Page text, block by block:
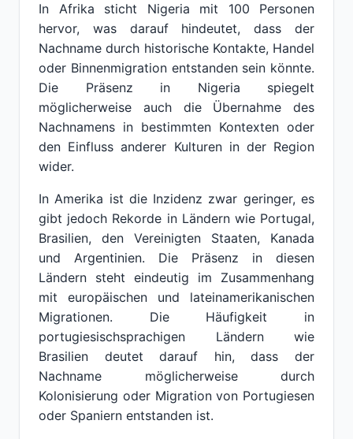
In Afrika sticht Nigeria mit 100 Personen
hervor, was darauf hindeutet, dass der
Nachname durch historische Kontakte, Handel
oder Binnenmigration entstanden sein könnte.
Die Präsenz in Nigeria spiegelt
möglicherweise auch die Übernahme des
Nachnamens in bestimmten Kontexten oder
den Einfluss anderer Kulturen in der Region
wider.
In Amerika ist die Inzidenz zwar geringer, es
gibt jedoch Rekorde in Ländern wie Portugal,
Brasilien, den Vereinigten Staaten, Kanada
und Argentinien. Die Präsenz in diesen
Ländern steht eindeutig im Zusammenhang
mit europäischen und lateinamerikanischen
Migrationen. Die Häufigkeit in
portugiesischsprachigen Ländern wie
Brasilien deutet darauf hin, dass der
Nachname möglicherweise durch
Kolonisierung oder Migration von Portugiesen
oder Spaniern entstanden ist.